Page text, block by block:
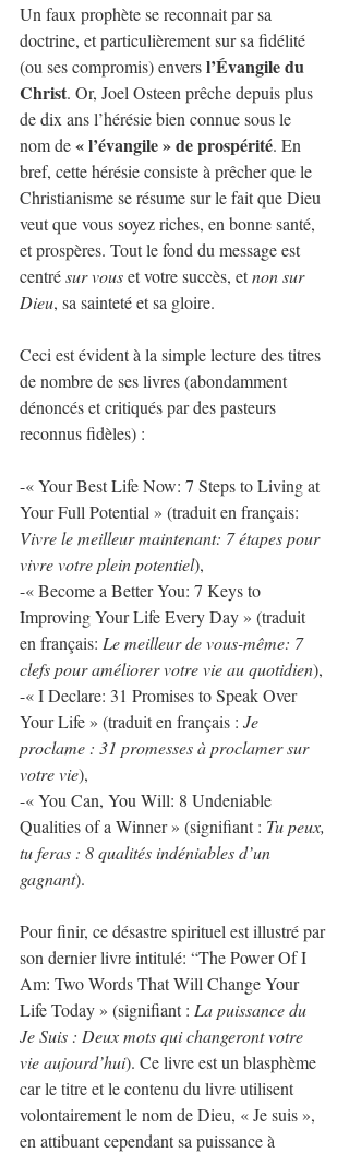
Un faux prophète se reconnait par sa
doctrine, et particulièrement sur sa fidélité
(ou ses compromis) envers l’Évangile du
Christ. Or, Joel Osteen prêche depuis plus
de dix ans l’hérésie bien connue sous le
nom de « l’évangile » de prospérité. En
bref, cette hérésie consiste à prêcher que le
Christianisme se résume sur le fait que Dieu
veut que vous soyez riches, en bonne santé,
et prospères. Tout le fond du message est
centré sur vous et votre succès, et non sur
Dieu, sa sainteté et sa gloire.
Ceci est évident à la simple lecture des titres
de nombre de ses livres (abondamment
dénoncés et critiqués par des pasteurs
reconnus fidèles) :
-« Your Best Life Now: 7 Steps to Living at
Your Full Potential » (traduit en français:
Vivre le meilleur maintenant: 7 étapes pour
vivre votre plein potentiel),
-« Become a Better You: 7 Keys to
Improving Your Life Every Day » (traduit
en français: Le meilleur de vous-même: 7
clefs pour améliorer votre vie au quotidien​),
-« I Declare: 31 Promises to Speak Over
Your Life » (traduit en français : Je
proclame : 31 promesses à proclamer sur
votre vie),
-« You Can, You Will: 8 Undeniable
Qualities of a Winner » (signifiant : Tu peux,
tu feras : 8 qualités indéniables d’un
gagnant).
Pour finir, ce désastre spirituel est illustré par
son dernier livre intitulé: “The Power Of I
Am: Two Words That Will Change Your
Life Today » (signifiant : La puissance du
Je Suis : Deux mots qui changeront votre
vie aujourd’hui). Ce livre est un blasphème
car le titre et le contenu du livre utilisent
volontairement le nom de Dieu, « Je suis »,
en attibuant cependant sa puissance à